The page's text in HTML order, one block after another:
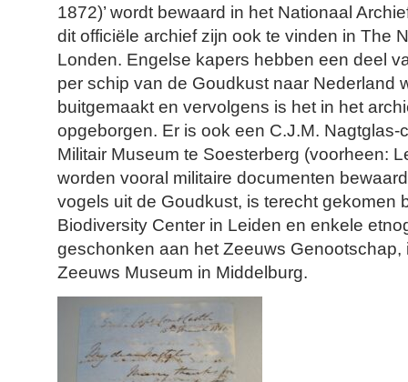
1872)’ wordt bewaard in het Nationaal
dit officiële archief zijn ook te vinden in The
Londen. Engelse kapers hebben een deel
per schip van de Goudkust naar Nederland
buitgemaakt en vervolgens is het in het
opgeborgen. Er is ook een C.J.M. Nagtglas-
Militair Museum te Soesterberg (voorheen:
worden vooral militaire documenten
vogels uit de Goudkust, is terecht gekomen
Biodiversity Center in Leiden en enkele
geschonken aan het Zeeuws Genootschap,
Zeeuws Museum in Middelburg.